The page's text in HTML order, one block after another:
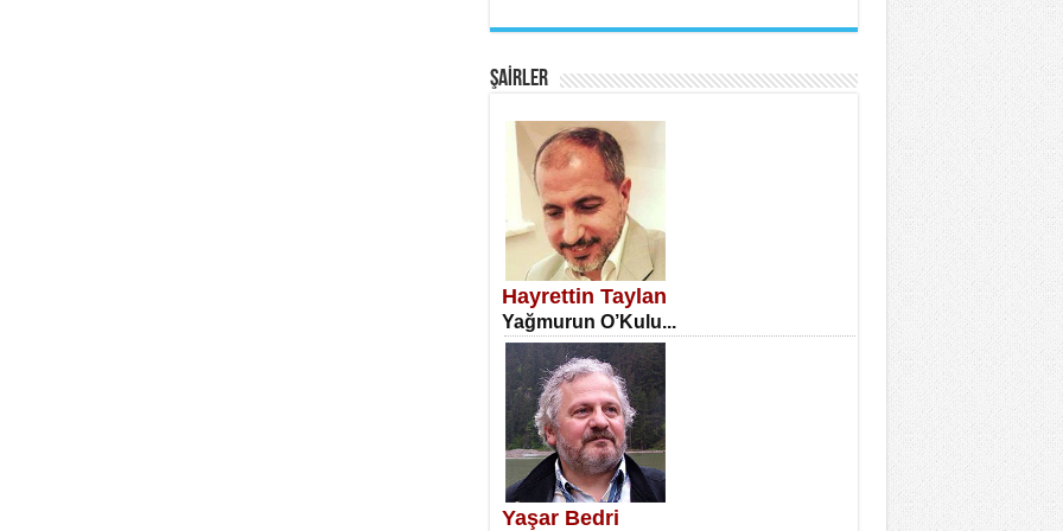
SATILMIŞ ÜMİT ÇETİNKAYA
Erkenlik...
NECLA DİLEK ARSLAN
Öğretmenler Günü Mahkemesi...
ŞAİRLER
Hayrettin Taylan
Yağmurun O’Kulu...
Yaşar Bedri